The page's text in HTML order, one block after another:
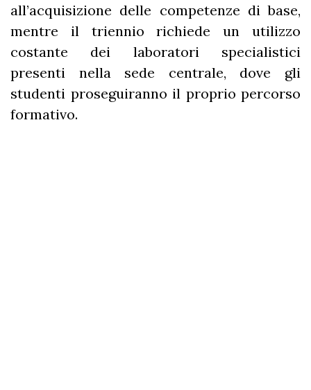
all’acquisizione delle competenze di base,
mentre il triennio richiede un utilizzo
costante dei laboratori specialistici
presenti nella sede centrale, dove gli
studenti proseguiranno il proprio percorso
formativo.